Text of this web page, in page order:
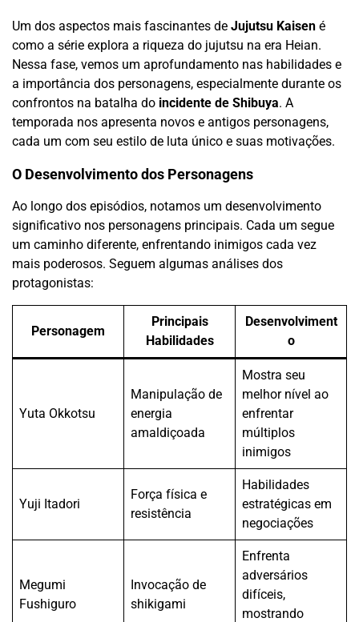
Um dos aspectos mais fascinantes de Jujutsu Kaisen é
como a série explora a riqueza do jujutsu na era Heian.
Nessa fase, vemos um aprofundamento nas habilidades e
a importância dos personagens, especialmente durante os
confrontos na batalha do incidente de Shibuya. A
temporada nos apresenta novos e antigos personagens,
cada um com seu estilo de luta único e suas motivações.
O Desenvolvimento dos Personagens
Ao longo dos episódios, notamos um desenvolvimento
significativo nos personagens principais. Cada um segue
um caminho diferente, enfrentando inimigos cada vez
mais poderosos. Seguem algumas análises dos
protagonistas:
Personagem
Principais
Habilidades
Desenvolviment
o
Yuta Okkotsu
Manipulação de
energia
amaldiçoada
Mostra seu
melhor nível ao
enfrentar
múltiplos
inimigos
Yuji Itadori
Força física e
resistência
Habilidades
estratégicas em
negociações
Megumi
Fushiguro
Invocação de
shikigami
Enfrenta
adversários
difíceis,
mostrando